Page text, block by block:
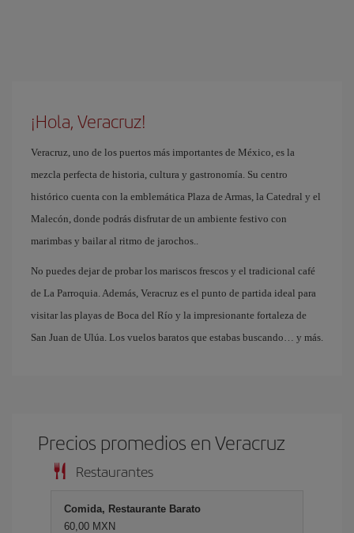
¡Hola, Veracruz!
Veracruz, uno de los puertos más importantes de México, es la
mezcla perfecta de historia, cultura y gastronomía. Su centro
histórico cuenta con la emblemática Plaza de Armas, la Catedral y el
Malecón, donde podrás disfrutar de un ambiente festivo con
marimbas y bailar al ritmo de jarochos..
No puedes dejar de probar los mariscos frescos y el tradicional café
de La Parroquia. Además, Veracruz es el punto de partida ideal para
visitar las playas de Boca del Río y la impresionante fortaleza de
San Juan de Ulúa. Los vuelos baratos que estabas buscando… y más.
Precios promedios en Veracruz
Restaurantes
Comida, Restaurante Barato
60,00 MXN